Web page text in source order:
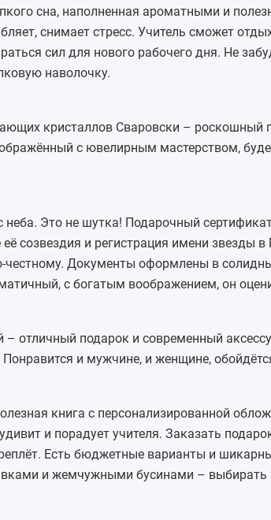
сна, наполненная ароматными и
снимает стресс. Учитель сможет
сил для нового рабочего дня. Не
наволочку.
кристаллов Сваровски – роскошный
с ювелирным мастерством,
неба. Это не шутка! Подарочный
её созвездия и регистрация имени
честному. Документы оформлены в
с богатым воображением, он
– отличный подарок и современный
и мужчине, и женщине,
книга с персонализированной
и порадует учителя. Заказать
Есть бюджетные варианты и
и жемчужными бусинами – выбирать